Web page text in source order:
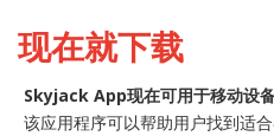
现在就下载
Skyjack App现在可用于移动设
该应用程序可以帮助用户找到适